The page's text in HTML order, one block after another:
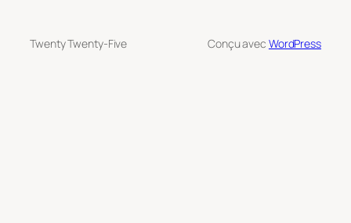
Twenty Twenty-Five Conçu avec WordPress